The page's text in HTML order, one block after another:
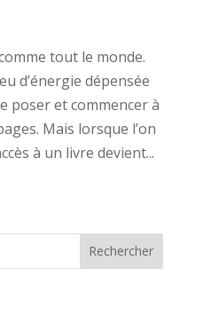
tout le monde.
d’énergie dépensée
poser et commencer à
Mais lorsque l’on
à un livre devient...
Rechercher